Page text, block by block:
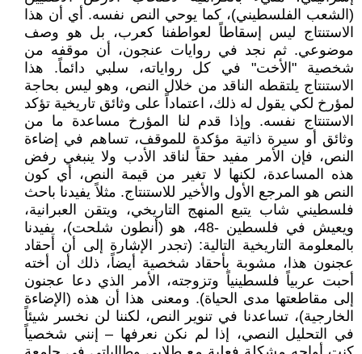
(الشعب الفلسطيني)، كما يوحي النص نفسه. أي أن هذا
الاستنتاج ليس إسقاطاً لعواطفنا كعرب، بل هو وصف
موضوعي. ثم نجد في روايات عنجون، أن موقفه من
شخصية "الأخت" في كل رواياته، سلبي دائماً. هذا
الاستنتاج يلتقطه الناقد من خلال النص، وهو ليس بحاجة
لمؤرخ لكي يقول له ذلك، اعتماداً على وثائق تاريخية تؤكد
الاستنتاج نفسه. وإذا قدم لنا المؤرخ مساعدة ما من
وثائق أو سيرة ذاتية مؤكدة للموقف، تساهم في إضاءة
النص، فإن الأمر مفيد حقاً لناقد الأدب ولا ينبغي رفض
هذه المساعدة، لكنها لا تغير من قيمة النص، أي كون
النص هو المرجع الأول والأخير للاستنتاج. مثلاً يفيدنا باحث
فلسطيني شاب يتبع المنهج التاريخي، ويتقن العبرانية،
ويعيش في فلسطين -48، هو (أنطون شلحت)، يفيدنا
بالمعلومة التاريخية التالية: (تجدر الإشارة إلى أن أحقاد
عجنون هذا، مشوبة بأحقاد شخصية أيضاً، ذلك أن أخته
أحبت عربياً فلسطينياً وتزوجته، الأمر الذي دعا عجنون
إلى مقاطعتها مدى الحياة). ومعنى هذا أن هذه (الإضاءة
الخارجية)، تساعدنا في تنوير النص، لكننا لن نخسر شيئاً
في التحليل النصي، إذا لم نكن نعرفها – إنني شخصياً